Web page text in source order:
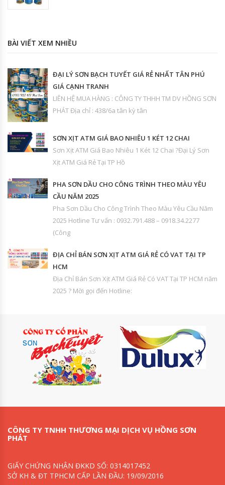
BÀI VIẾT XEM NHIỀU
ĐẠI LÝ SƠN BẠCH TUYẾT GIÁ RẺ NHẤT TÂN PHÚ
GIÁ CẠNH TRANH
LIÊN HỆ MUA HÀNG : CÔNG TY THHH TM DV HỒNG SƠN
PHÁT Địa chỉ : 438/6a tân kỳ tân
SƠN XỊT ATM GIÁ BAO NHIÊU 1 KÉT 12 CHAI
Sơn Xịt ATM Giá Bao Nhiêu 1 Két 12 Chai ?Đại Lý Sơn
Xịt ATM Giá Rẻ Tại TP Hồ
PHA SƠN DẦU CHO CÔNG TRÌNH THEO MÀU YÊU
CẦU NĂM 2025
Pha Sơn Dầu Cho Công Trình Theo Màu Yêu Cầu Năm
2025 Hotline Tư vấn : 0932.791.488 – 0918.34.2277
(Công
ĐỊA CHỈ BÁN SƠN XỊT ATM GIÁ RẺ CÓ VAT TẠI TP
HCM
Địa Chỉ Bán Sơn Xịt ATM Giá Rẻ Có VAT Tại TP HCM năm
2025 ? Mời gọi đến Hotline:
CÔNG TY TNHH THƯƠNG MẠI DỊCH VỤ HỒNG SƠN
PHÁT
GIẤY CHỨNG NHẬN ĐKKD SỐ: 0314017452
SỞ KH & ĐT TPHCM CẤP LẦN ĐẦU: 19/09/2016